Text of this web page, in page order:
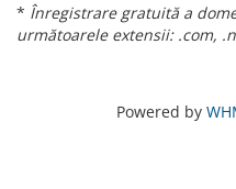
* Înregistrare gratuită a
următoarele extensii: .com,
Powered by